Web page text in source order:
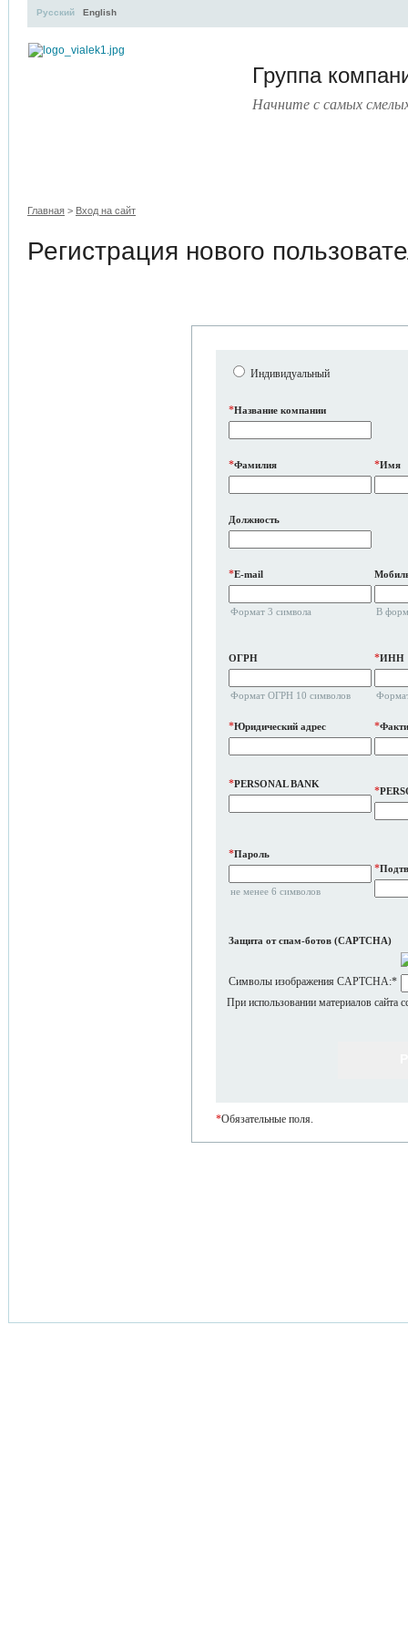
Группа
Начните с самых
Русский English
Главная > Вход на сайт
Регистрация нового
Индивидуальный
*Название компании
*Фамилия *Имя
Должность
*E-mail
Формат 3 символа В
ОГРН
Формат ОГРН 10 символов
*ИНН
*Юридический адрес *
*PERSONAL BANK
*
*Пароль
не менее 6 символов
*
Защита от спам-ботов (CAPTCHA)
Символы изображения CAPTCHA:*
При использовании материалов сайта
*Обязательные поля.